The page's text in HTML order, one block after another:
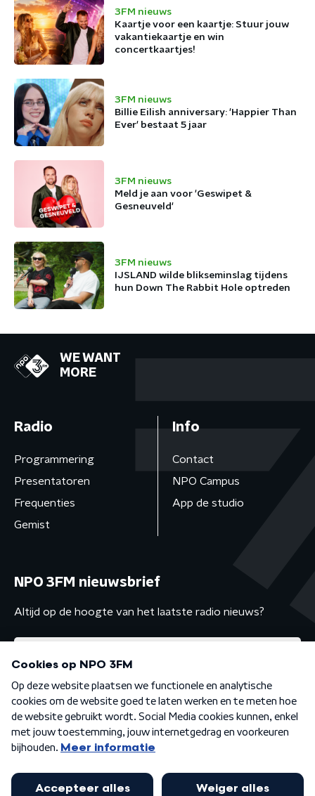
3FM nieuws
Kaartje voor een kaartje: Stuur jouw
vakantiekaartje en win
concertkaartjes!
3FM nieuws
Billie Eilish anniversary: 'Happier Than
Ever' bestaat 5 jaar
3FM nieuws
Meld je aan voor 'Geswipet &
Gesneuveld'
3FM nieuws
IJSLAND wilde blikseminslag tijdens
hun Down The Rabbit Hole optreden
WE WANT
MORE
Radio
Programmering
Presentatoren
Frequenties
Gemist
Info
Contact
NPO Campus
App de studio
NPO 3FM nieuwsbrief
Altijd op de hoogte van het laatste radio nieuws?
Algemene voorwaarden Privacybeleid